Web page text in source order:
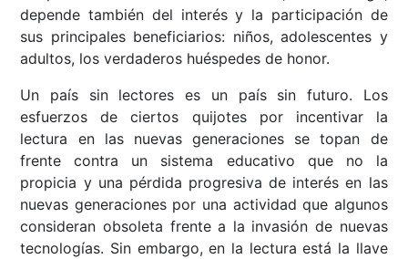
depende también del interés y la participación de
sus principales beneficiarios: niños, adolescentes y
adultos, los verdaderos huéspedes de honor.
Un país sin lectores es un país sin futuro. Los
esfuerzos de ciertos quijotes por incentivar la
lectura en las nuevas generaciones se topan de
frente contra un sistema educativo que no la
propicia y una pérdida progresiva de interés en las
nuevas generaciones por una actividad que algunos
consideran obsoleta frente a la invasión de nuevas
tecnologías. Sin embargo, en la lectura está la llave